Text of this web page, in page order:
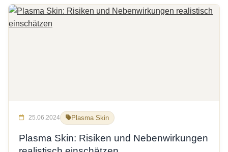
25.06.2024 Plasma Skin
Plasma Skin: Risiken und Nebenwirkungen